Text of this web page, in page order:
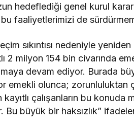
hedeflediği genel kurul
faaliyetlerimizi de
sıkıntısı nedeniyle yeniden
2 milyon 154 bin civarında
devam ediyor. Burada
emekli olunca; zorunluluktan
kayıtlı çalışanların bu
Bu büyük bir haksızlık”